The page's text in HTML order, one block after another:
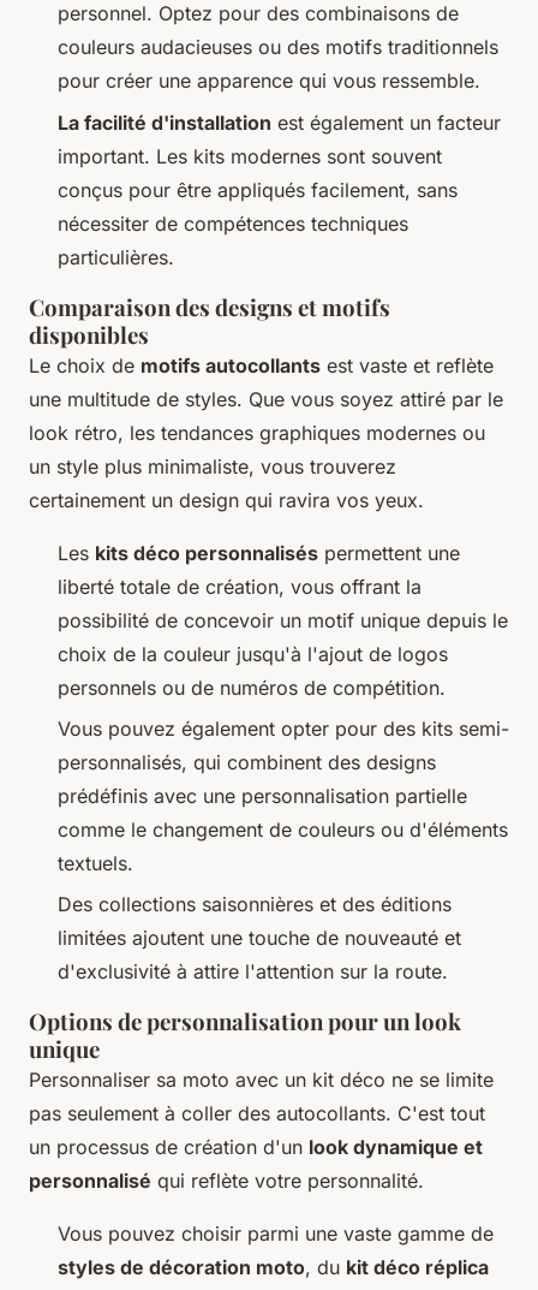
personnel. Optez pour des combinaisons de
couleurs audacieuses ou des motifs traditionnels
pour créer une apparence qui vous ressemble.
La facilité d'installation est également un facteur
important. Les kits modernes sont souvent
conçus pour être appliqués facilement, sans
nécessiter de compétences techniques
particulières.
Comparaison des designs et motifs
disponibles
Le choix de motifs autocollants est vaste et reflète
une multitude de styles. Que vous soyez attiré par le
look rétro, les tendances graphiques modernes ou
un style plus minimaliste, vous trouverez
certainement un design qui ravira vos yeux.
Les kits déco personnalisés permettent une
liberté totale de création, vous offrant la
possibilité de concevoir un motif unique depuis le
choix de la couleur jusqu'à l'ajout de logos
personnels ou de numéros de compétition.
Vous pouvez également opter pour des kits semi-
personnalisés, qui combinent des designs
prédéfinis avec une personnalisation partielle
comme le changement de couleurs ou d'éléments
textuels.
Des collections saisonnières et des éditions
limitées ajoutent une touche de nouveauté et
d'exclusivité à attire l'attention sur la route.
Options de personnalisation pour un look
unique
Personnaliser sa moto avec un kit déco ne se limite
pas seulement à coller des autocollants. C'est tout
un processus de création d'un look dynamique et
personnalisé qui reflète votre personnalité.
Vous pouvez choisir parmi une vaste gamme de
styles de décoration moto, du kit déco réplica